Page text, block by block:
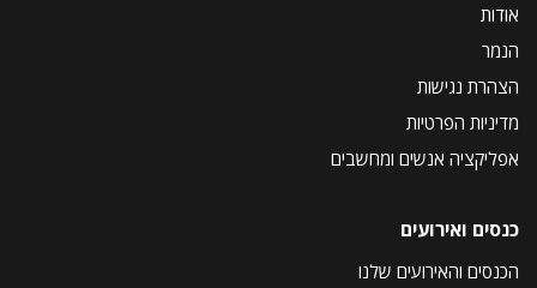
אודות
הנמר
הצהרת נגישות
מדיניות הפרטיות
אפליקציה אנשים ומחשבים
כנסים ואירועים
הכנסים והאירועים שלנו